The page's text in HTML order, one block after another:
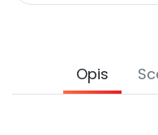
Opis